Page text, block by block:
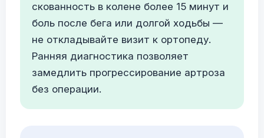
скованность в колене более 15 минут и
боль после бега или долгой ходьбы —
не откладывайте визит к ортопеду.
Ранняя диагностика позволяет
замедлить прогрессирование артроза
без операции.